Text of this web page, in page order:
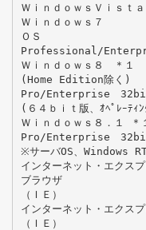
ＷｉｎｄｏｗｓＶｉｓｔ
Ｗｉｎｄｏｗｓ７
ＯＳ
Professional/
Ｗｉｎｄｏｗｓ８ ＊１
(Home Edition除く)
Pro/Enterprise
(６４ｂｉｔ版、ｵﾍﾟﾚｰﾃｨ
Ｗｉｎｄｏｗｓ８．１ ＊
Pro/Enterprise
※サーバOS、Windows
インターネット・エクス
ブラウザ
（ＩＥ）
インターネット・エクス
（ＩＥ）